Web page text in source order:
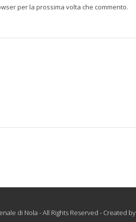
per la prossima volta che commento.
di Nola - All Rights Reserved - Created by